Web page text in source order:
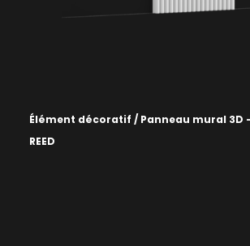
Élément décoratif / Panneau mural 3D
REED